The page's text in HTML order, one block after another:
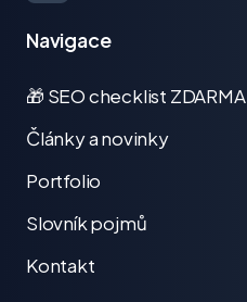
Navigace
🎁 SEO checklist ZDARMA
Články a novinky
Portfolio
Slovník pojmů
Kontakt